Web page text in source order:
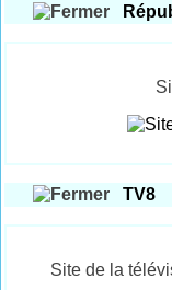
TV8
Site de la